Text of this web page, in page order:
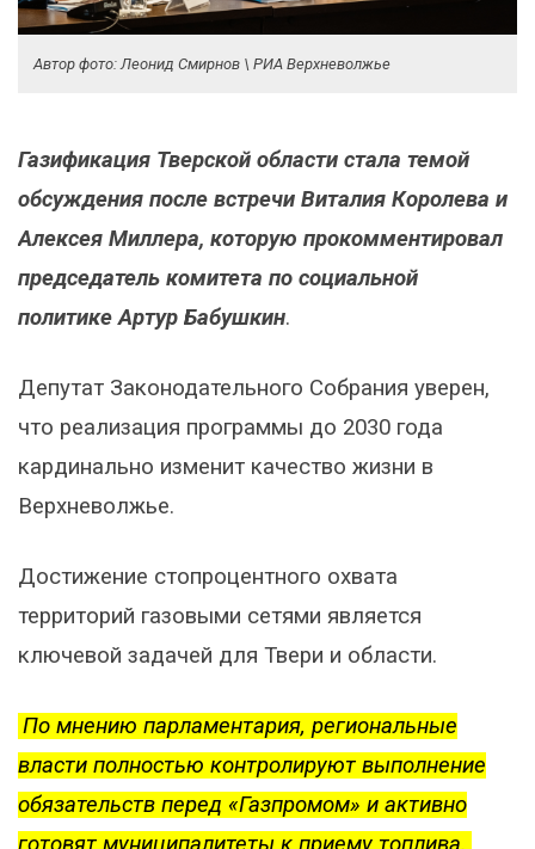
Автор фото: Леонид Смирнов \ РИА Верхневолжье
Газификация Тверской области стала темой
обсуждения после встречи Виталия Королева и
Алексея Миллера, которую прокомментировал
председатель комитета по социальной
политике Артур Бабушкин.
Депутат Законодательного Собрания уверен,
что реализация программы до 2030 года
кардинально изменит качество жизни в
Верхневолжье.
Достижение стопроцентного охвата
территорий газовыми сетями является
ключевой задачей для Твери и области.
По мнению парламентария, региональные
власти полностью контролируют выполнение
обязательств перед «Газпромом» и активно